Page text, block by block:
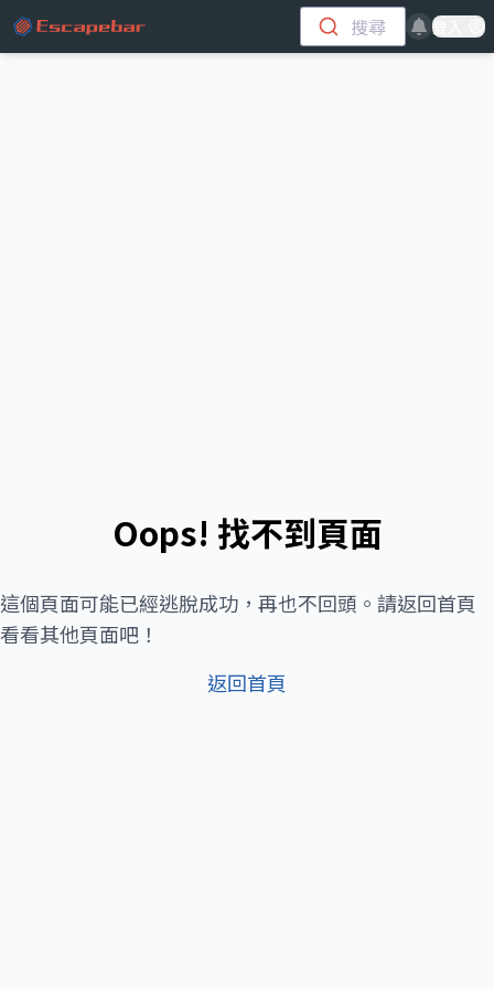
跳至主要內容
搜尋 登入
Oops! 找不到頁面
這個頁面可能已經逃脫成功，再也不回頭。請返回首頁
看看其他頁面吧！
返回首頁